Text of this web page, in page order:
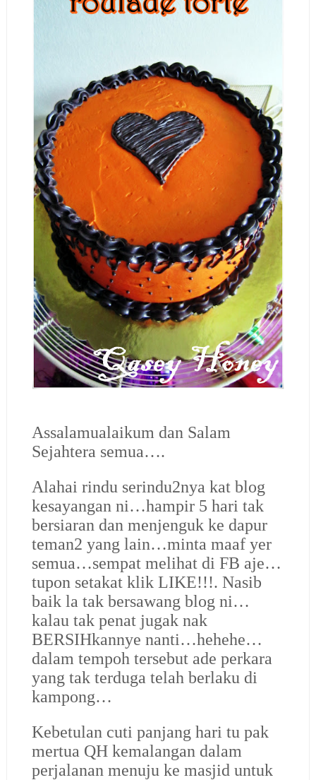
Assalamualaikum dan Salam
Sejahtera semua….
Alahai rindu serindu2nya kat blog
kesayangan ni…hampir 5 hari tak
bersiaran dan menjenguk ke dapur
teman2 yang lain…minta maaf yer
semua…sempat melihat di FB aje…
tupon setakat klik LIKE!!!. Nasib
baik la tak bersawang blog ni…
kalau tak penat jugak nak
BERSIHkannye nanti…hehehe…
dalam tempoh tersebut ade perkara
yang tak terduga telah berlaku di
kampong…
Kebetulan cuti panjang hari tu pak
mertua QH kemalangan dalam
perjalanan menuju ke masjid untuk